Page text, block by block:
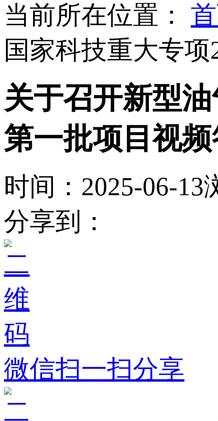
当前所在位置：
国家科技重大专
关于召开新型
第一批项目视
时间：2025-06-13
分享到：
微信扫一扫分享